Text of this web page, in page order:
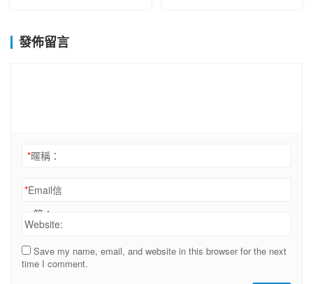
發佈留言
*暱稱：
*Email信
箱：
Website:
Save my name, email, and website in this browser for the next
time I comment.